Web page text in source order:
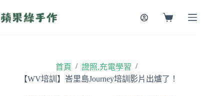
至
購
首頁 / 證照,充電學習 /
【WV培訓】峇里島Journey培訓影片出爐了！